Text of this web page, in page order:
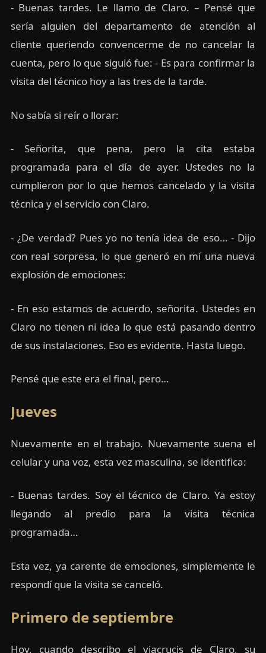
- Buenas tardes. Le llamo de Claro. – Pensé que
sería alguien del departamento de atención al
cliente queriendo convencerme de no cancelar la
cuenta, pero lo que siguió fue: - Es para confirmar la
visita del técnico hoy a las tres de la tarde.
No sabía si reír o llorar:
- Señorita, que pena, pero la cita estaba
programada para el día de ayer. Ustedes no la
cumplieron por lo que hemos cancelado y la visita
técnica y el servicio con Claro.
- ¿De verdad? Pues yo no tenía idea de eso… - Dijo
con real sorpresa, lo que generó en mí una nueva
explosión de emociones:
- En eso estamos de acuerdo, señorita. Ustedes en
Claro no tienen ni idea lo que está pasando dentro
de sus instalaciones. Eso es evidente. Hasta luego.
Pensé que este era el final, pero…
Jueves
Nuevamente en el trabajo. Nuevamente suena el
celular y una voz, esta vez masculina, se identifica:
- Buenas tardes. Soy el técnico de Claro. Ya estoy
llegando al predio para la visita técnica
programada…
Esta vez, ya carente de emociones, simplemente le
respondí que la visita se canceló.
Primero de septiembre
Hoy, cuando describo el viacrucis de Claro, su